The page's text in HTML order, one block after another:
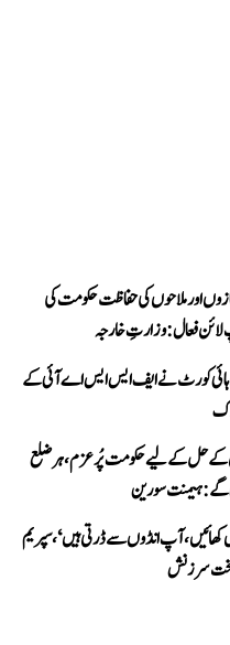
اور ملاحوں کی حفاظت حکومت کی
ہائی کورٹ نے ایف ایس ایس اے آئی کے
کے حل کے لیے حکومت پُرعزم، ہر ضلع
ہیمنت سورین
کھائیں، آپ انڈوں سے ڈرتی ہیں‘، سپریم
سخت سرزنش